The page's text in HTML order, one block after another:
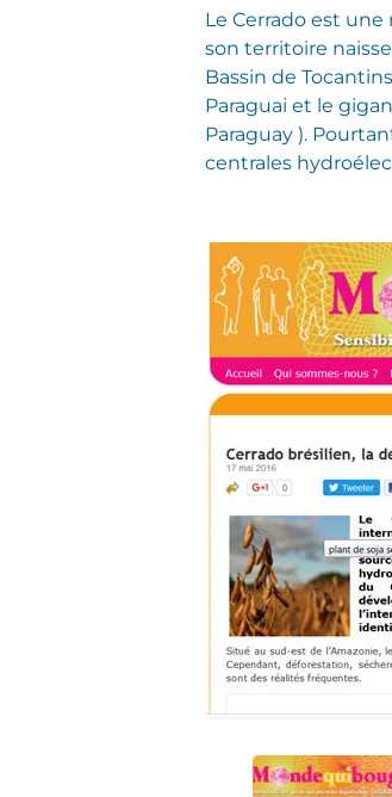
Le Cerrado est
son territoire
Bassin de
Paraguai et le
Paraguay ).
centrales